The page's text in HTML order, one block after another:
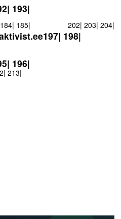
15|16|
59| 65|
96| 97|98| 100| 101| 102| 103|
185|
193|
196|
197| 198|
202| 203| 204|
213|